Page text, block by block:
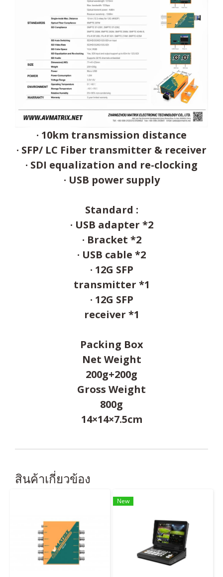
· 10km transmission distance
· SFP/ LC Fiber transmitter & receiver
· SDI equalization and re-clocking
· USB power supply
Standard :
· USB adapter *2
· Bracket *2
· USB cable *2
· 12G SFP
transmitter *1
· 12G SFP
receiver *1
Packing Box
Net Weight
200g+200g
Gross Weight
800g
14×14×7.5cm
สินค้าเกี่ยวข้อง
New